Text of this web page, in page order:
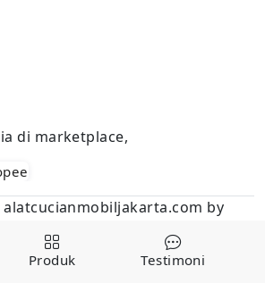
Produk Testimoni
di marketplace,
alatcucianmobiljakarta.com by